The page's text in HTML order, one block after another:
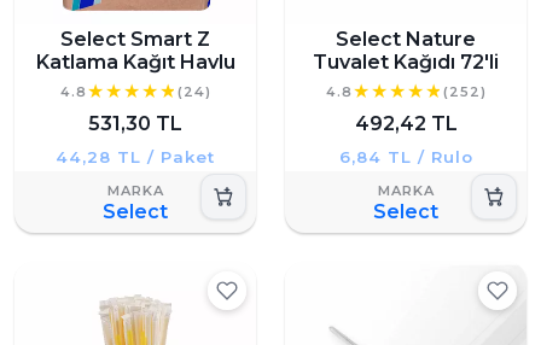
Select Smart Z
Katlama Kağıt Havlu
4.8 (24)
531,30 TL
44,28 TL / Paket
Select
Select Nature
Tuvalet Kağıdı 72'li
4.8 (252)
492,42 TL
6,84 TL / Rulo
Select